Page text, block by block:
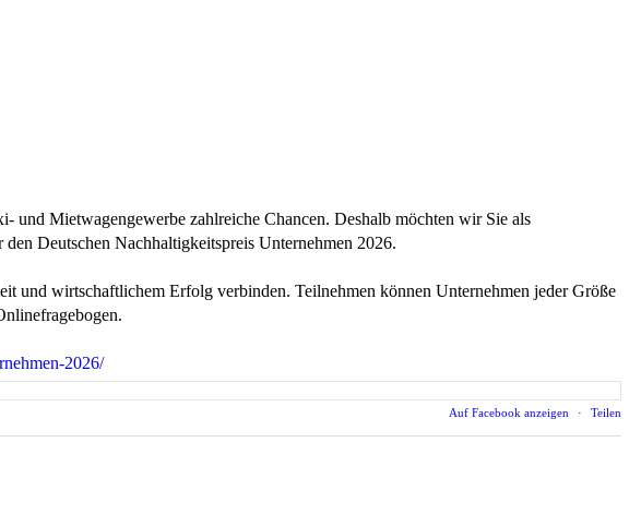
und Mietwagengewerbe zahlreiche Chancen. Deshalb möchten wir Sie als
Deutschen Nachhaltigkeitspreis Unternehmen 2026.
und wirtschaftlichem Erfolg verbinden. Teilnehmen können Unternehmen jeder Größe
2026/
Auf Facebook anzeigen · Teilen